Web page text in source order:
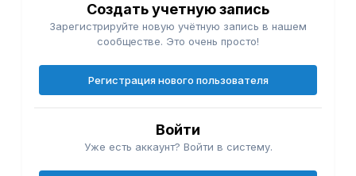
Создать учетную запись
Зарегистрируйте новую учётную запись в нашем
сообществе. Это очень просто!
Регистрация нового пользователя
Войти
Уже есть аккаунт? Войти в систему.